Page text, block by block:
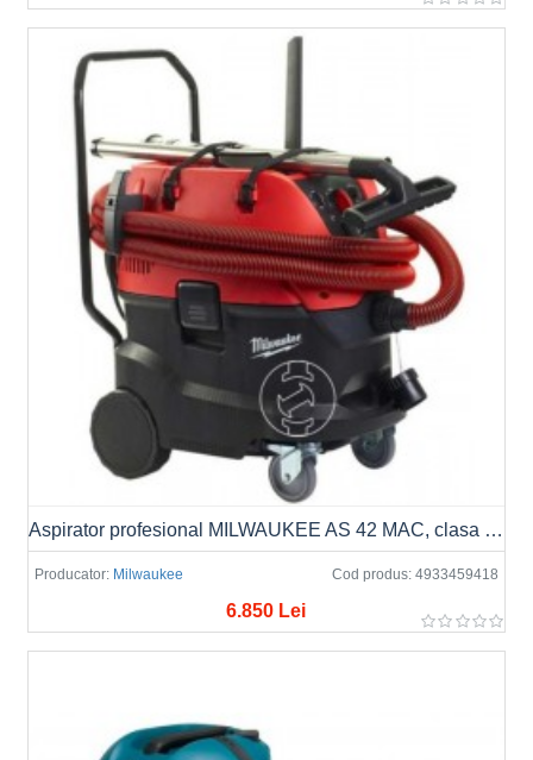
Producator: Milwaukee Cod produs: 4933459418
Aspirator profesional MILWAUKEE AS 42 MAC, clasa M, 42L
6.850 Lei